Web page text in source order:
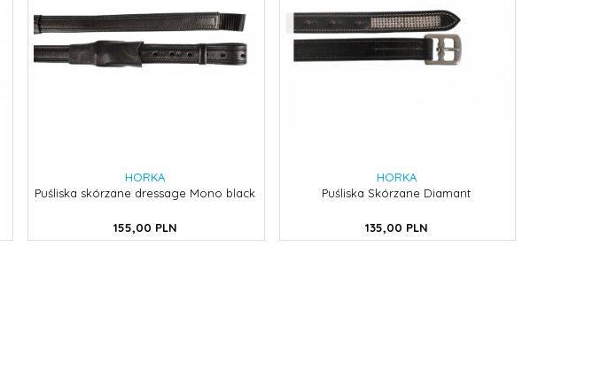
HORKA
Puśliska skórzane dressage Mono black
155,00 PLN
HORKA
Puśliska Skórzane Diamant
135,00 PLN